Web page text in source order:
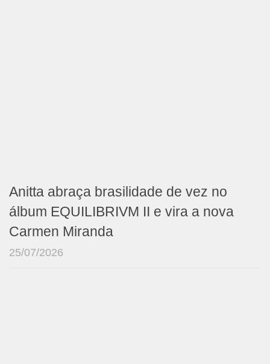
Anitta abraça brasilidade de vez no
álbum EQUILIBRIVM II e vira a nova
Carmen Miranda
25/07/2026